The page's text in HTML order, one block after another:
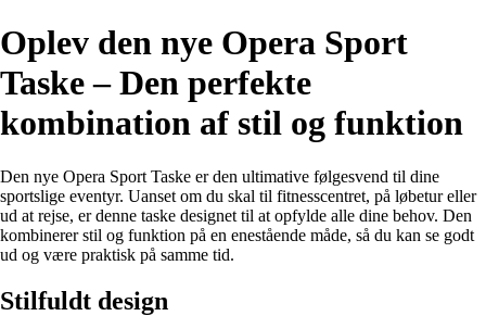
Oplev den nye Opera Sport
Taske – Den perfekte
kombination af stil og funktion
Den nye Opera Sport Taske er den ultimative følgesvend til dine
sportslige eventyr. Uanset om du skal til fitnesscentret, på løbetur eller
ud at rejse, er denne taske designet til at opfylde alle dine behov. Den
kombinerer stil og funktion på en enestående måde, så du kan se godt
ud og være praktisk på samme tid.
Stilfuldt design